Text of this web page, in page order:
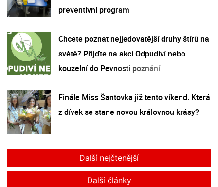
preventivní program
Chcete poznat nejjedovatější druhy štírů na
světě? Přijďte na akci Odpudiví nebo
kouzelní do Pevnosti poznání
Finále Miss Šantovka již tento víkend. Která
z dívek se stane novou královnou krásy?
Další nejčtenější
Další články